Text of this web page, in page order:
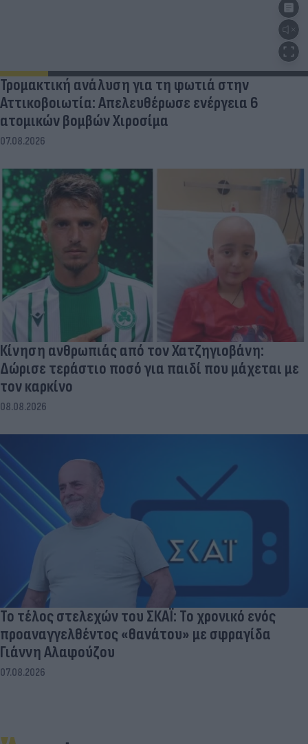
Τρομακτική ανάλυση για τη φωτιά στην
Αττικοβοιωτία: Απελευθέρωσε ενέργεια 6
ατομικών βομβών Χιροσίμα
07.08.2026
Κίνηση ανθρωπιάς από τον Χατζηγιοβάνη:
Δώρισε τεράστιο ποσό για παιδί που μάχεται με
τον καρκίνο
08.08.2026
Το τέλος στελεχών του ΣΚΑΪ: Το χρονικό ενός
προαναγγελθέντος «θανάτου» με σφραγίδα
Γιάννη Αλαφούζου
07.08.2026